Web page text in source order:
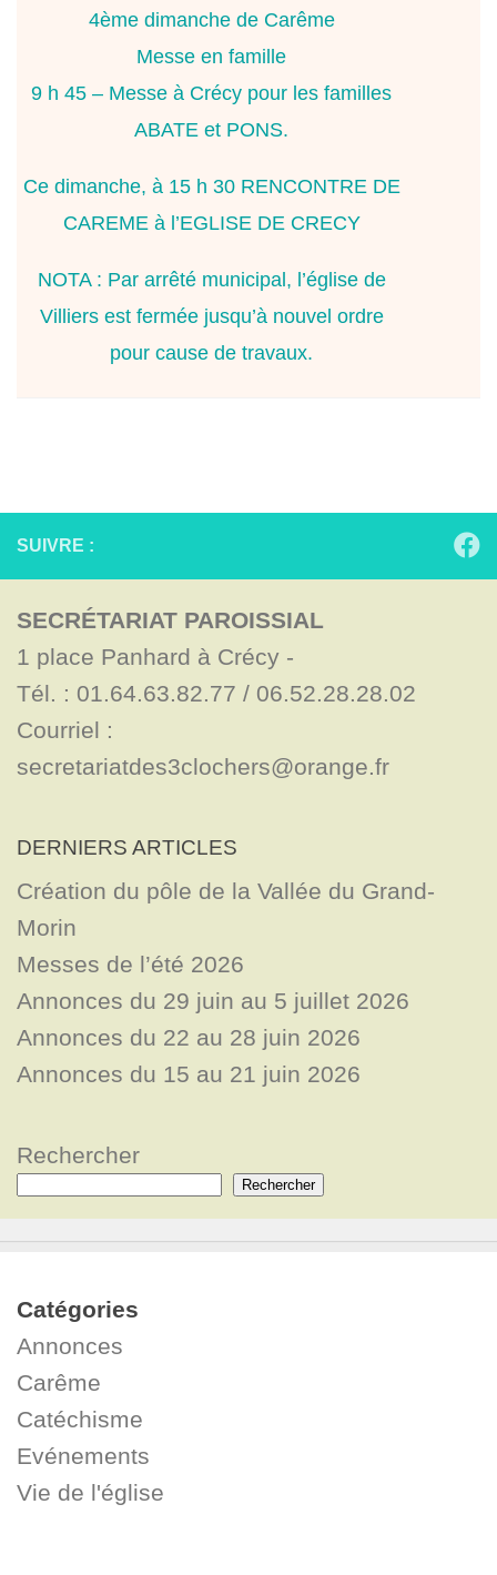
4ème dimanche de Carême
Messe en famille
9 h 45 – Messe à Crécy pour les familles
ABATE et PONS.
Ce dimanche, à 15 h 30 RENCONTRE DE
CAREME à l’EGLISE DE CRECY
NOTA : Par arrêté municipal, l’église de
Villiers est fermée jusqu’à nouvel ordre
pour cause de travaux.
SUIVRE :
SECRÉTARIAT PAROISSIAL
1 place Panhard à Crécy -
Tél. : 01.64.63.82.77 / 06.52.28.28.02
Courriel :
secretariatdes3clochers@orange.fr
DERNIERS ARTICLES
Création du pôle de la Vallée du Grand-
Morin
Messes de l’été 2026
Annonces du 29 juin au 5 juillet 2026
Annonces du 22 au 28 juin 2026
Annonces du 15 au 21 juin 2026
Rechercher
Rechercher
Catégories
Annonces
Carême
Catéchisme
Evénements
Vie de l'église